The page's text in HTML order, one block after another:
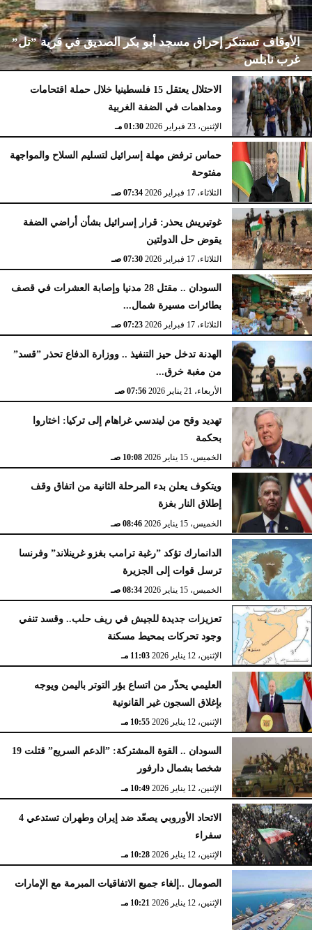
الأوقاف تستنكر إحراق مسجد أبو بكر الصديق في قرية ”تل”
غرب نابلس
الإثنين، 23 فبراير 2026 02:15 مـ
الاحتلال يعتقل 15 فلسطينيا خلال حملة اقتحامات
ومداهمات في الضفة الغربية
الإثنين، 23 فبراير 2026 01:30 مـ
حماس ترفض مهلة إسرائيل لتسليم السلاح والمواجهة
مفتوحة
الثلاثاء، 17 فبراير 2026 07:34 صـ
غوتيريش يحذر: قرار إسرائيل بشأن أراضي الضفة
يقوض حل الدولتين
الثلاثاء، 17 فبراير 2026 07:30 صـ
السودان .. مقتل 28 مدنيا وإصابة العشرات في قصف
بطائرات مسيرة شمال...
الثلاثاء، 17 فبراير 2026 07:23 صـ
الهدنة تدخل حيز التنفيذ .. ووزارة الدفاع تحذر ”قسد”
من مغبة خرق...
الأربعاء، 21 يناير 2026 07:56 صـ
تهديد وقح من ليندسي غراهام إلى تركيا: اختاروا
بحكمة
الخميس، 15 يناير 2026 10:08 صـ
ويتكوف يعلن بدء المرحلة الثانية من اتفاق وقف
إطلاق النار بغزة
الخميس، 15 يناير 2026 08:46 صـ
الدانمارك تؤكد ”رغبة ترامب بغزو غرينلاند” وفرنسا
ترسل قوات إلى الجزيرة
الخميس، 15 يناير 2026 08:34 صـ
تعزيزات جديدة للجيش في ريف حلب.. وقسد تنفي
وجود تحركات بمحيط مسكنة
الإثنين، 12 يناير 2026 11:03 مـ
العليمي يحذّر من اتساع بؤر التوتر باليمن ويوجه
بإغلاق السجون غير القانونية
الإثنين، 12 يناير 2026 10:55 مـ
السودان .. القوة المشتركة: ”الدعم السريع” قتلت 19
شخصا بشمال دارفور
الإثنين، 12 يناير 2026 10:49 مـ
الاتحاد الأوروبي يصعّد ضد إيران وطهران تستدعي 4
سفراء
الإثنين، 12 يناير 2026 10:28 مـ
الصومال ..إلغاء جميع الاتفاقيات المبرمة مع الإمارات
الإثنين، 12 يناير 2026 10:21 مـ